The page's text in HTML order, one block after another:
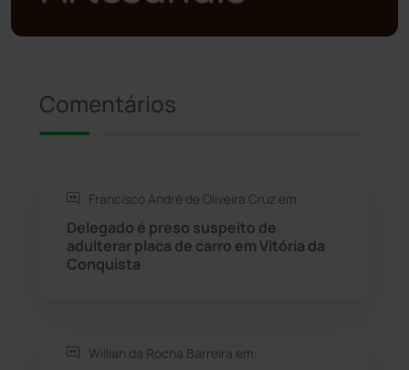
Presidente Jânio Qu... (125)
Rio de Contas
Rio do Antônio
Rio do Pires
Comentários
Francisco André de Oliveira Cruz em:
Delegado é preso suspeito de
adulterar placa de carro em Vitória da
Conquista
Willian da Rocha Barreira em: